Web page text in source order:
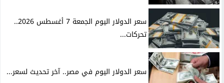
سعر الدولار اليوم الجمعة 7 أغسطس 2026..
تحركات...
سعر الدولار اليوم في مصر.. آخر تحديث لسعر...